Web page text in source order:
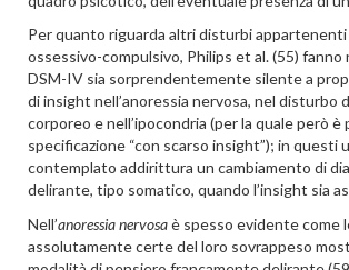
Per quanto riguarda altri disturbi
ossessivo-compulsivo, Philips et al. (55) fanno
DSM-IV sia sorprendentemente silente a
di insight nell’anoressia nervosa, nel disturbo
corporeo e nell’ipocondria (per la quale però è
specificazione “con scarso insight”); in questi
contemplato addirittura un cambiamento di
delirante, tipo somatico, quando l’insight sia
Nell’anoressia nervosaè spesso evidente come
assolutamente certe del loro sovrappeso